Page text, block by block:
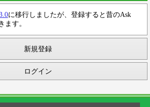
に移行しましたが、登録すると昔のAsk
ます。
新規登録
ログイン